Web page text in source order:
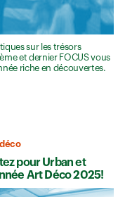
sur les trésors
et dernier FOCUS vous
riche en découvertes.
pour Urban et
Art Déco 2025!